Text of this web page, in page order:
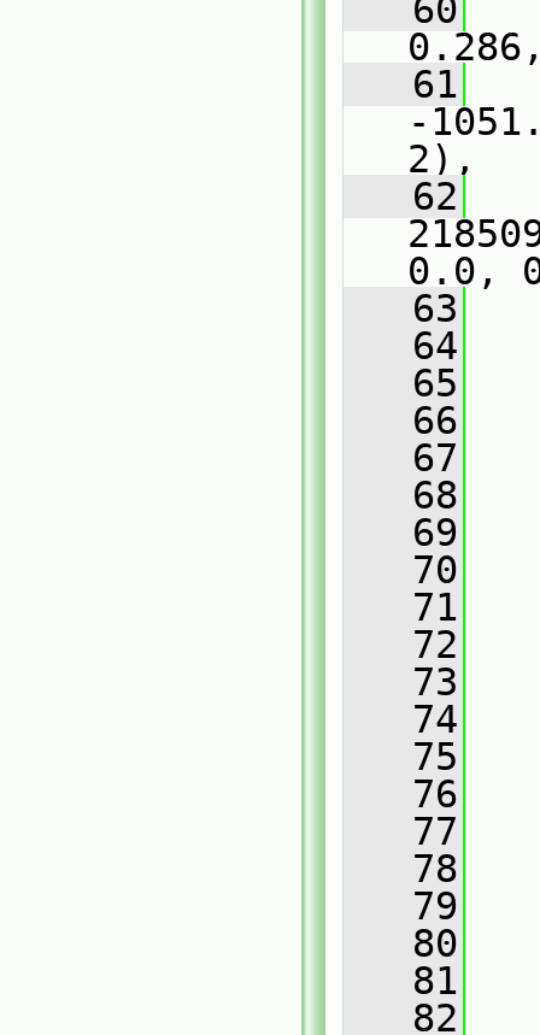
   60
   61
-
2),
   62
0.0,
   63
   64
   65
   66
   67
   68
   69
   70
   71
   72
   73
   74
   75
   76
   77
   78
   79
   80
   81
   82